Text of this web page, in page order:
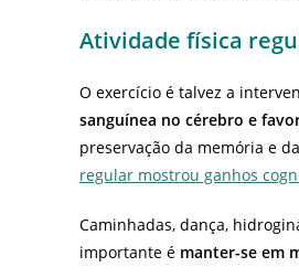
Atividade física
O exercício é talvez a
sanguínea no cérebro e
preservação da memória e
regular mostrou ganhos
Caminhadas, dança,
importante é manter-se em